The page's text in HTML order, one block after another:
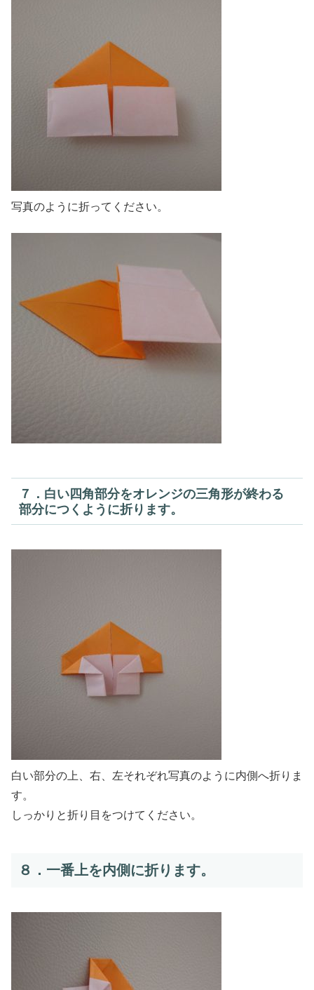
写真のように折ってください。
７．白い四角部分をオレンジの三角形が終わる
部分につくように折ります。
白い部分の上、右、左それぞれ写真のように内側へ折りま
す。
しっかりと折り目をつけてください。
８．一番上を内側に折ります。